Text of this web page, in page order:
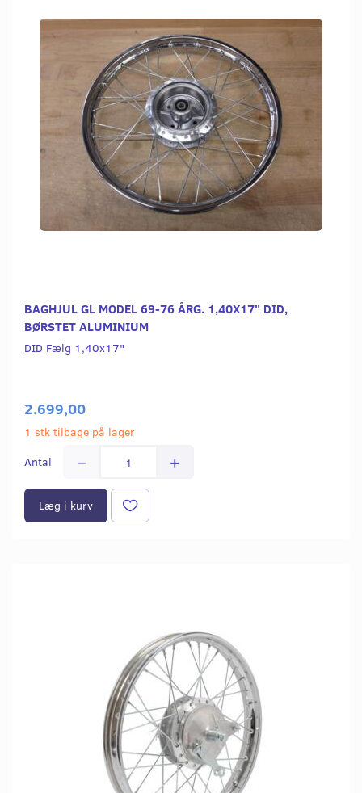
BAGHJUL GL MODEL 69-76 ÅRG. 1,40X17" DID,
BØRSTET ALUMINIUM
DID Fælg 1,40x17"
2.699,00
1 stk tilbage på lager
Antal
Læg i kurv